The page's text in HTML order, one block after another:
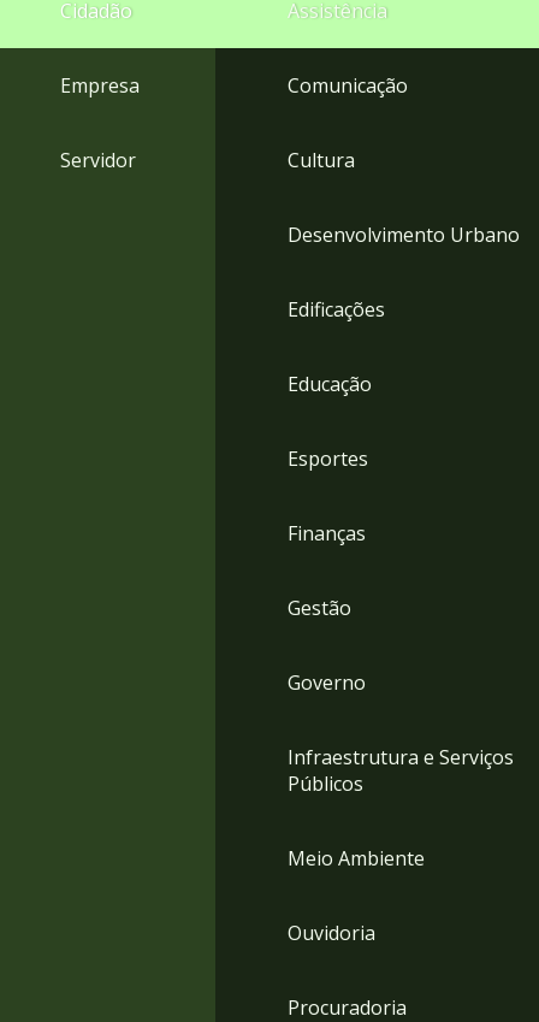
Cidadão
Empresa
Servidor
Assistência
Comunicação
Cultura
Desenvolvimento Urbano
Edificações
Educação
Esportes
Finanças
Gestão
Governo
Infraestrutura e Serviços
Públicos
Meio Ambiente
Ouvidoria
Procuradoria